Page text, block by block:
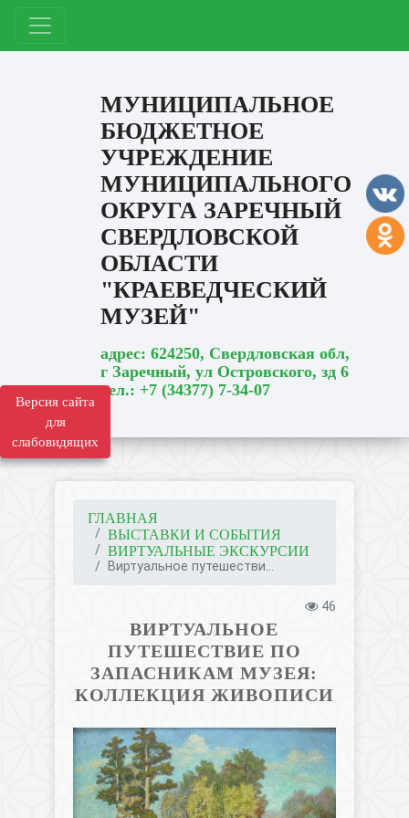
Версия сайта
для
слабовидящих
МУНИЦИПАЛЬНОЕ
БЮДЖЕТНОЕ
УЧРЕЖДЕНИЕ
МУНИЦИПАЛЬНОГО
ОКРУГА ЗАРЕЧНЫЙ
СВЕРДЛОВСКОЙ
ОБЛАСТИ
"КРАЕВЕДЧЕСКИЙ
МУЗЕЙ"
адрес: 624250, Свердловская обл,
г Заречный, ул Островского, зд 6
тел.: +7 (34377) 7-34-07
ГЛАВНАЯ
ВЫСТАВКИ И СОБЫТИЯ
ВИРТУАЛЬНЫЕ ЭКСКУРСИИ
Виртуальное путешестви...
46
ВИРТУАЛЬНОЕ
ПУТЕШЕСТВИЕ ПО
ЗАПАСНИКАМ МУЗЕЯ:
КОЛЛЕКЦИЯ ЖИВОПИСИ